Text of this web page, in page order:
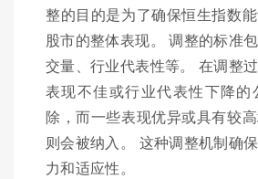
整的目的是为了确保恒生指数
股市的整体表现。 调整的标准
交量、行业代表性等。 在调整
表现不佳或行业代表性下降的
除，而一些表现优异或具有较
则会被纳入。 这种调整机制确
力和适应性。